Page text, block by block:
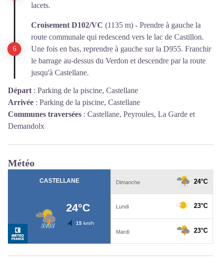
lacets.
Croisement D102/VC (1135 m) - Prendre à gauche la
route communale qui redescend vers le lac de Castillon.
Une fois en bas, reprendre à gauche sur la D955. Franchir
le barrage au-dessus du Verdon et descendre par la route
jusqu'à Castellane.
Départ : Parking de la piscine, Castellane
Arrivée : Parking de la piscine, Castellane
Communes traversées : Castellane, Peyroules, La Garde et
Demandolx
Météo